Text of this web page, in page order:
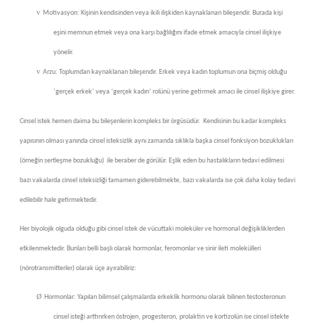
v Motivasyon: Kişinin kendisinden veya ikili ilişkiden kaynaklanan bileşendir. Burada kişi
eşini memnun etmek veya ona karşı bağlılığını ifade etmek amacıyla cinsel ilişkiye
yönelir.
v Arzu: Toplumdan kaynaklanan bileşendir. Erkek veya kadın toplumun ona biçmiş olduğu
‘gerçek erkek’ veya ‘gerçek kadın’ rolünü yerine getirmek amacı ile cinsel ilişkiye girer.
Cinsel istek hemen daima bu bileşenlerin kompleks bir örgüsüdür. Kendisinin bu kadar kompleks
yapısının olması yanında cinsel isteksizlik aynı zamanda sıklıkla başka cinsel fonksiyon bozuklukları
(örneğin sertleşme bozukluğu) ile beraber de görülür. Eşlik eden bu hastalıkların tedavi edilmesi
bazı vakalarda cinsel isteksizliği tamamen giderebilmekte, bazı vakalarda ise çok daha kolay tedavi
edilebilir hale getirmektedir.
Her biyolojik olguda olduğu gibi cinsel istek de vücuttaki moleküler ve hormonal değişikliklerden
etkilenmektedir. Bunları belli başlı olarak hormonlar, feromonlar ve sinir ileti molekülleri
(nörotransmitterler) olarak üçe ayırabiliriz:
Ø Hormonlar: Yapılan bilimsel çalışmalarda erkeklik hormonu olarak bilinen testosteronun
cinsel isteği arttırırken östrojen, progesteron, prolaktin ve kortizolün ise cinsel istekte